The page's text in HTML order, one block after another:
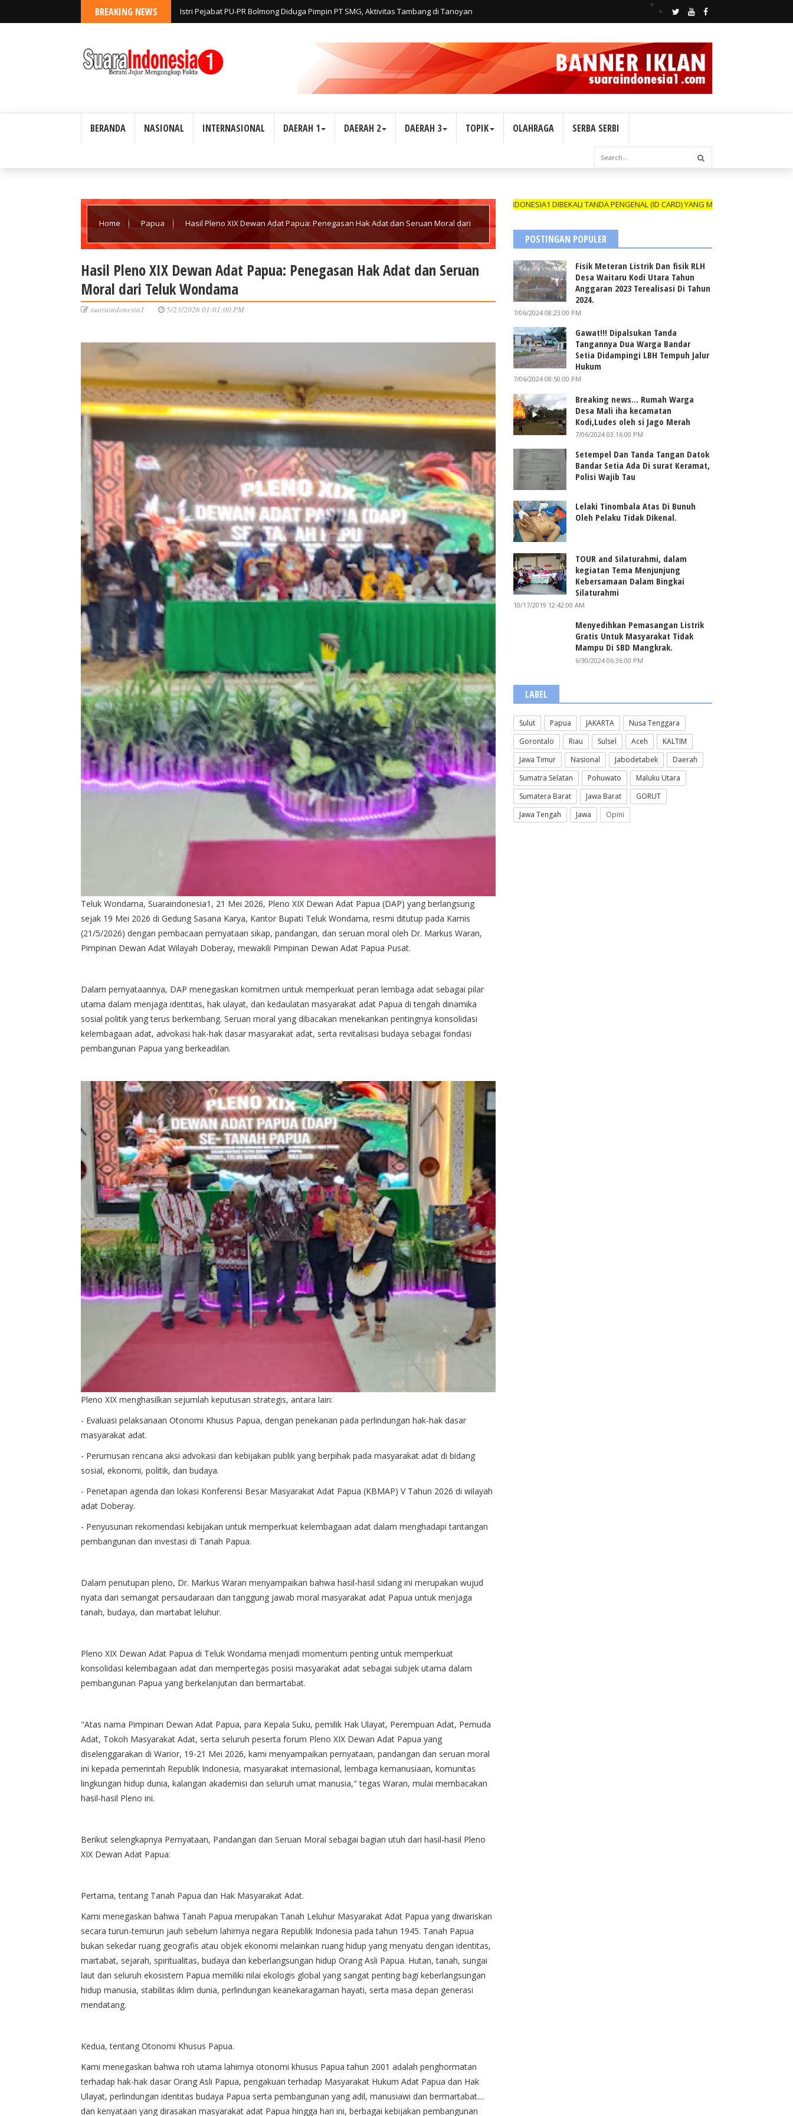
BREAKING NEWS Istri Pejabat PU-PR Bolmong Diduga Pimpin PT SMG, Aktivitas Tambang di Tanoyan
BERANDA NASIONAL INTERNASIONAL DAERAH 1 DAERAH 2 DAERAH 3 TOPIK OLAHRAGA SERBA SERBI
Home Papua Hasil Pleno XIX Dewan Adat Papua: Penegasan Hak Adat dan Seruan Moral dari
Hasil Pleno XIX Dewan Adat Papua: Penegasan Hak Adat dan Seruan
Moral dari Teluk Wondama
suaraindonesia1 5/23/2026 01:01:00 PM
Teluk Wondama, Suaraindonesia1, 21 Mei 2026, Pleno XIX Dewan Adat Papua (DAP) yang berlangsung
sejak 19 Mei 2026 di Gedung Sasana Karya, Kantor Bupati Teluk Wondama, resmi ditutup pada Kamis
(21/5/2026) dengan pembacaan pernyataan sikap, pandangan, dan seruan moral oleh Dr. Markus Waran,
Pimpinan Dewan Adat Wilayah Doberay, mewakili Pimpinan Dewan Adat Papua Pusat.
Dalam pernyataannya, DAP menegaskan komitmen untuk memperkuat peran lembaga adat sebagai pilar
utama dalam menjaga identitas, hak ulayat, dan kedaulatan masyarakat adat Papua di tengah dinamika
sosial politik yang terus berkembang. Seruan moral yang dibacakan menekankan pentingnya konsolidasi
kelembagaan adat, advokasi hak-hak dasar masyarakat adat, serta revitalisasi budaya sebagai fondasi
pembangunan Papua yang berkeadilan.
Pleno XIX menghasilkan sejumlah keputusan strategis, antara lain:
- Evaluasi pelaksanaan Otonomi Khusus Papua, dengan penekanan pada perlindungan hak-hak dasar
masyarakat adat.
- Perumusan rencana aksi advokasi dan kebijakan publik yang berpihak pada masyarakat adat di bidang
sosial, ekonomi, politik, dan budaya.
- Penetapan agenda dan lokasi Konferensi Besar Masyarakat Adat Papua (KBMAP) V Tahun 2026 di wilayah
adat Doberay.
- Penyusunan rekomendasi kebijakan untuk memperkuat kelembagaan adat dalam menghadapi tantangan
pembangunan dan investasi di Tanah Papua.
Dalam penutupan pleno, Dr. Markus Waran menyampaikan bahwa hasil-hasil sidang ini merupakan wujud
nyata dari semangat persaudaraan dan tanggung jawab moral masyarakat adat Papua untuk menjaga
tanah, budaya, dan martabat leluhur.
Pleno XIX Dewan Adat Papua di Teluk Wondama menjadi momentum penting untuk memperkuat
konsolidasi kelembagaan adat dan mempertegas posisi masyarakat adat sebagai subjek utama dalam
pembangunan Papua yang berkelanjutan dan bermartabat.
"Atas nama Pimpinan Dewan Adat Papua, para Kepala Suku, pemilik Hak Ulayat, Perempuan Adat, Pemuda
Adat, Tokoh Masyarakat Adat, serta seluruh peserta forum Pleno XIX Dewan Adat Papua yang
diselenggarakan di Warior, 19-21 Mei 2026, kami menyampaikan pernyataan, pandangan dan seruan moral
ini kepada pemerintah Republik Indonesia, masyarakat internasional, lembaga kemanusiaan, komunitas
lingkungan hidup dunia, kalangan akademisi dan seluruh umat manusia," tegas Waran, mulai membacakan
hasil-hasil Pleno ini.
Berikut selengkapnya Pernyataan, Pandangan dan Seruan Moral sebagai bagian utuh dari hasil-hasil Pleno
XIX Dewan Adat Papua:
Pertama, tentang Tanah Papua dan Hak Masyarakat Adat.
Kami menegaskan bahwa Tanah Papua merupakan Tanah Leluhur Masyarakat Adat Papua yang diwariskan
secara turun-temurun jauh sebelum lahirnya negara Republik Indonesia pada tahun 1945. Tanah Papua
bukan sekedar ruang geografis atau objek ekonomi melainkan ruang hidup yang menyatu dengan identitas,
martabat, sejarah, spiritualitas, budaya dan keberlangsungan hidup Orang Asli Papua. Hutan, tanah, sungai
laut dan seluruh ekosistem Papua memiliki nilai ekologis global yang sangat penting bagi keberlangsungan
hidup manusia, stabilitas iklim dunia, perlindungan keanekaragaman hayati, serta masa depan generasi
mendatang.
Kedua, tentang Otonomi Khusus Papua.
Kami menegaskan bahwa roh utama lahirnya otonomi khusus Papua tahun 2001 adalah penghormatan
terhadap hak-hak dasar Orang Asli Papua, pengakuan terhadap Masyarakat Hukum Adat Papua dan Hak
Ulayat, perlindungan identitas budaya Papua serta pembangunan yang adil, manusiawi dan bermartabat....
dan kenyataan yang dirasakan masyarakat adat Papua hingga hari ini, berbagai kebijakan pembangunan
WARTAWAN SUARA INDONESIA1 DIBEKALI TANDA PENGENAL (ID CARD) YANG MASIH BERLAKU DAN NAMANYA
POSTINGAN POPULER
Fisik Meteran Listrik Dan fisik RLH
Desa Waitaru Kodi Utara Tahun
Anggaran 2023 Terealisasi Di Tahun
2024.
7/06/2024 08:23:00 PM
Gawat!!! Dipalsukan Tanda
Tangannya Dua Warga Bandar
Setia Didampingi LBH Tempuh Jalur
Hukum
7/06/2024 08:50:00 PM
Breaking news... Rumah Warga
Desa Mali iha kecamatan
Kodi,Ludes oleh si Jago Merah
7/06/2024 03:16:00 PM
Setempel Dan Tanda Tangan Datok
Bandar Setia Ada Di surat Keramat,
Polisi Wajib Tau
Lelaki Tinombala Atas Di Bunuh
Oleh Pelaku Tidak Dikenal.
TOUR and Silaturahmi, dalam
kegiatan Tema Menjunjung
Kebersamaan Dalam Bingkai
Silaturahmi
10/17/2019 12:42:00 AM
Menyedihkan Pemasangan Listrik
Gratis Untuk Masyarakat Tidak
Mampu Di SBD Mangkrak.
6/30/2024 06:36:00 PM
LABEL
Sulut Papua JAKARTA
Nusa Tenggara
Gorontalo
Riau Sulsel Aceh
KALTIM
Jawa Timur
Nasional Jabodetabek
Daerah
Sumatra Selatan
Pohuwato
Maluku Utara
Sumatera Barat
Jawa Barat
GORUT
Jawa Tengah
Jawa Opini